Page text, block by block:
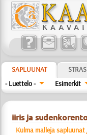
SAPLUUNAT
- Luettelo -
Esimerkit
iiris ja
Kulma malleja sapluunat